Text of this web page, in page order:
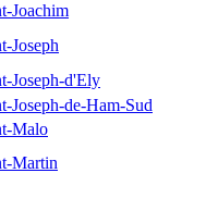
Joachim
Joseph
Joseph-d'Ely
Joseph-de-Ham-Sud
Malo
Martin